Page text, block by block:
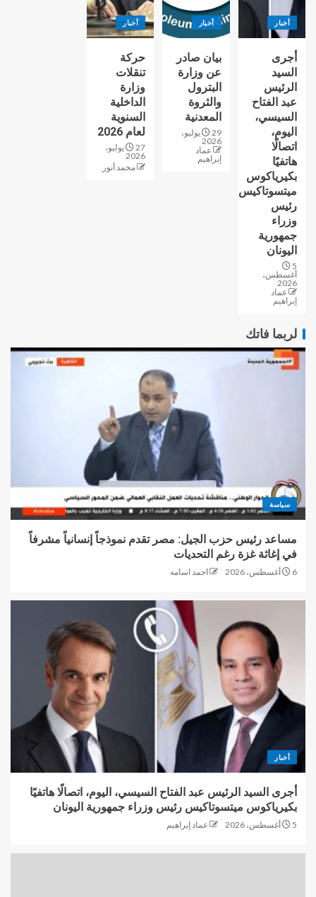
أخبار
أجرى
السيد
الرئيس
عبد الفتاح
السيسي،
اليوم،
اتصالًا
هاتفيًا
بكيرياكوس
ميتسوتاكيس
رئيس
وزراء
جمهورية
اليونان
5
أغسطس،
2026
عماد
إبراهيم
أخبار
بيان صادر
عن وزارة
البترول
والثروة
المعدنية
29 يوليو،
2026
عماد
إبراهيم
أخبار
حركة
تنقلات
وزارة
الداخلية
السنوية
لعام 2026
27 يوليو،
2026
محمد أنور
لربما فاتك
سياسة
مساعد رئيس حزب الجيل: مصر تقدم نموذجاً إنسانياً مشرفاً
في إغاثة غزة رغم التحديات
6 أغسطس، 2026 احمد اسامه
أخبار
أجرى السيد الرئيس عبد الفتاح السيسي، اليوم، اتصالًا هاتفيًا
بكيرياكوس ميتسوتاكيس رئيس وزراء جمهورية اليونان
5 أغسطس، 2026 عماد إبراهيم